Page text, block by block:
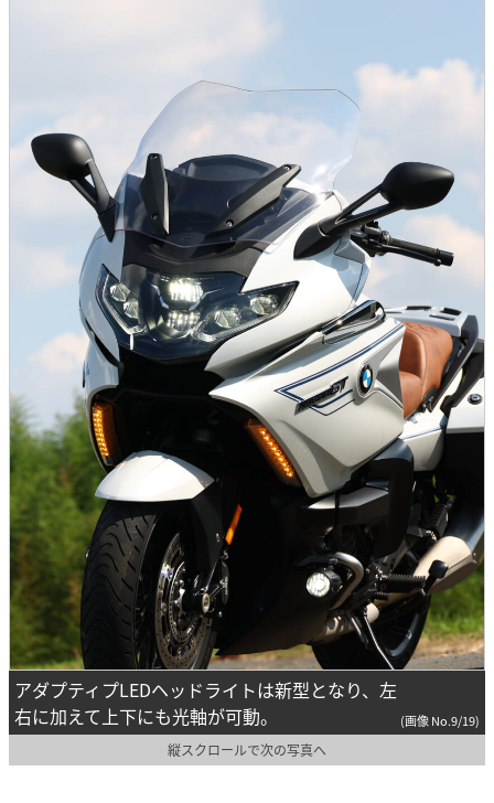
アダプティプLEDヘッドライトは新型となり、左
右に加えて上下にも光軸が可動。
(画像 No.9/19)
縦スクロールで次の写真へ